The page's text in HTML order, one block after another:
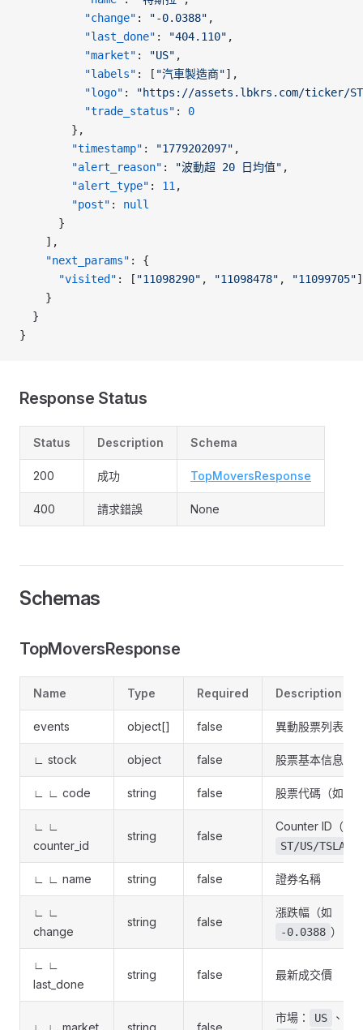
          "change"
: "-0.0388" ,
          "last_done"
: "404.110" ,
          "market"
: "US" ,
          "labels"
: [ "汽車製造商"],
          "logo"
:
"https://assets.lbkrs.com/ticker/ST/
          "trade_status"
: 0
        },
        "timestamp"
: "1779202097" ,
        "alert_reason"
: "波動超 20 日均值" ,
        "alert_type"
: 11 ,
        "post"
: null
      }
    ],
    "next_params"
: {
      "visited"
: [ "11098290" , "11098478" , "11099705"]
    }
  }
}
Response Status
Status Description Schema
200 成功 TopMoversResponse
400 請求錯誤 None
Schemas
TopMoversResponse
Name Type Required Description
events object[] false 異動股票列表
∟ stock object false 股票基本信息
∟ ∟ code string false 股票代碼（如
∟ ∟
counter_id
string false
Counter ID（如
ST/US/TSLA
∟ ∟ name string false 證券名稱
∟ ∟
change
string false
漲跌幅（如
-0.0388 ）
∟ ∟
last_done
string false 最新成交價
∟ ∟ market string false
市場： US 、